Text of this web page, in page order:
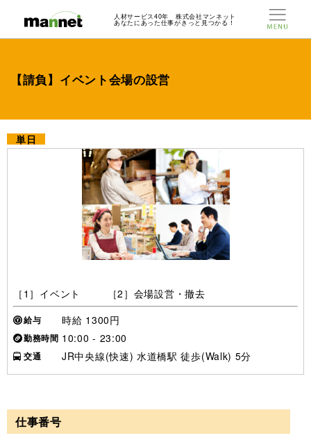
人材サービス40年 株式会社マンネット
あなたにあった仕事がきっと見つかる！
【請負】イベント会場の設営
単日
［1］イベント ［2］会場設営・撤去
給与 時給 1300円
勤務時間 10:00 - 23:00
交通 JR中央線(快速) 水道橋駅 徒歩(Walk) 5分
仕事番号